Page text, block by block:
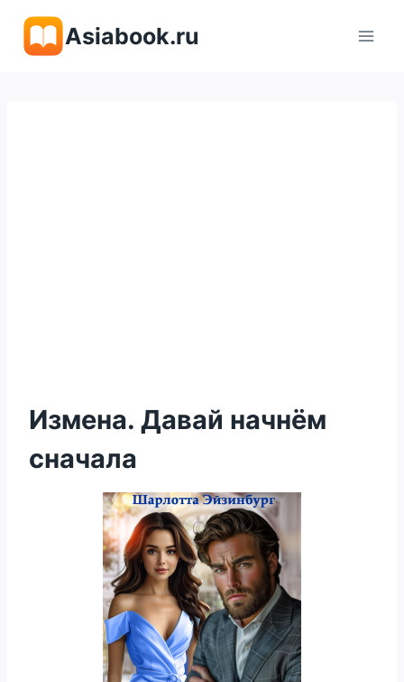
содержимому
Asiabook.ru
Измена. Давай начнём
сначала